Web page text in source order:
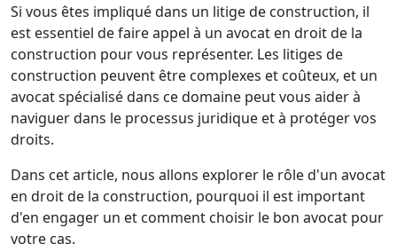
Si vous êtes impliqué dans un litige de construction, il
est essentiel de faire appel à un avocat en droit de la
construction pour vous représenter. Les litiges de
construction peuvent être complexes et coûteux, et un
avocat spécialisé dans ce domaine peut vous aider à
naviguer dans le processus juridique et à protéger vos
droits.
Dans cet article, nous allons explorer le rôle d'un avocat
en droit de la construction, pourquoi il est important
d'en engager un et comment choisir le bon avocat pour
votre cas.